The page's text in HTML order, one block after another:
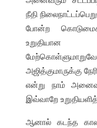
நீதி
போன்ற
அஜித்குமாருக்கு
என்று நாம்
இவ்வாறே
ஆனால் கடந்த